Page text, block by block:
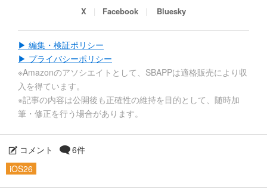
X Facebook Bluesky
▶ 編集・検証ポリシー
▶ プライバシーポリシー
※Amazonのアソシエイトとして、SBAPPは適格販売により収
入を得ています。
※記事の内容は公開後も正確性の維持を目的として、随時加
筆・修正を行う場合があります。
コメント
6件
iOS26